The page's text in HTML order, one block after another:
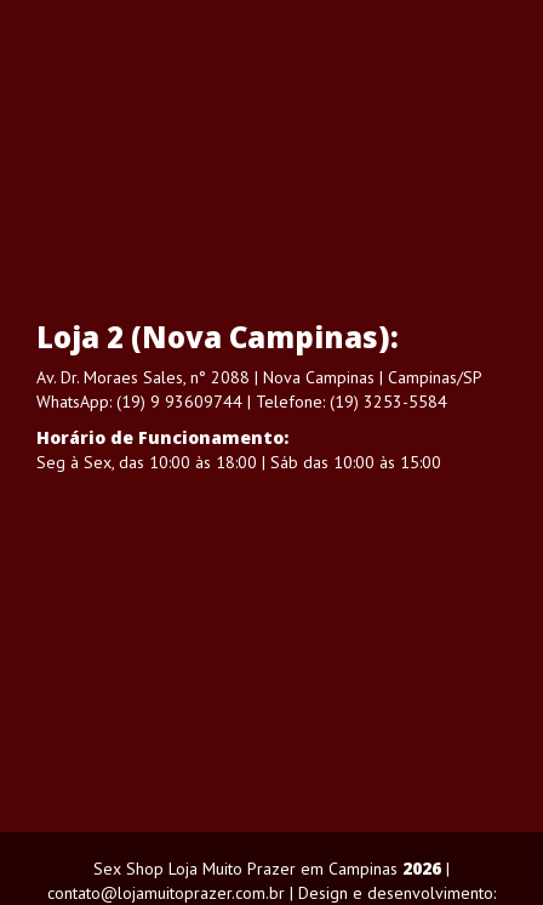
Loja 2 (Nova Campinas):
Av. Dr. Moraes Sales, n° 2088 | Nova Campinas | Campinas/SP
WhatsApp: (19) 9 93609744 | Telefone: (19) 3253-5584
Horário de Funcionamento:
Seg à Sex, das 10:00 às 18:00 | Sáb das 10:00 às 15:00
Sex Shop Loja Muito Prazer em Campinas 2026 |
contato@lojamuitoprazer.com.br | Design e desenvolvimento: